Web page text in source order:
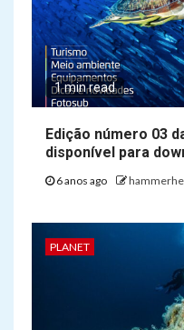
1 min read
Edição número 03
disponível para
6 anos ago
PLANET